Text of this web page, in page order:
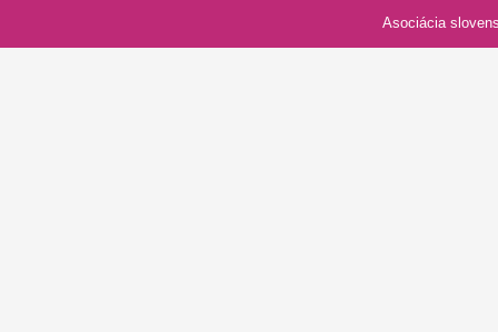
Asociácia slovenských